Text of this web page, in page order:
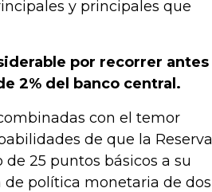
y principales que
por recorrer antes
2% del banco central.
con el temor
de que la Reserva
25 puntos básicos a su
política monetaria de dos